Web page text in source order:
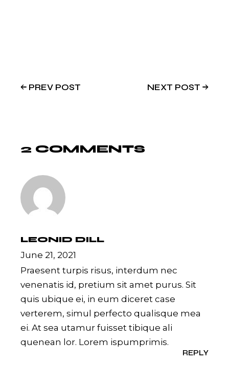
PREV POST NEXT POST
2 COMMENTS
LEONID DILL
June 21, 2021
Praesent turpis risus, interdum nec
venenatis id, pretium sit amet purus. Sit
quis ubique ei, in eum diceret case
verterem, simul perfecto qualisque mea
ei. At sea utamur fuisset tibique ali
quenean lor. Lorem ispumprimis.
REPLY